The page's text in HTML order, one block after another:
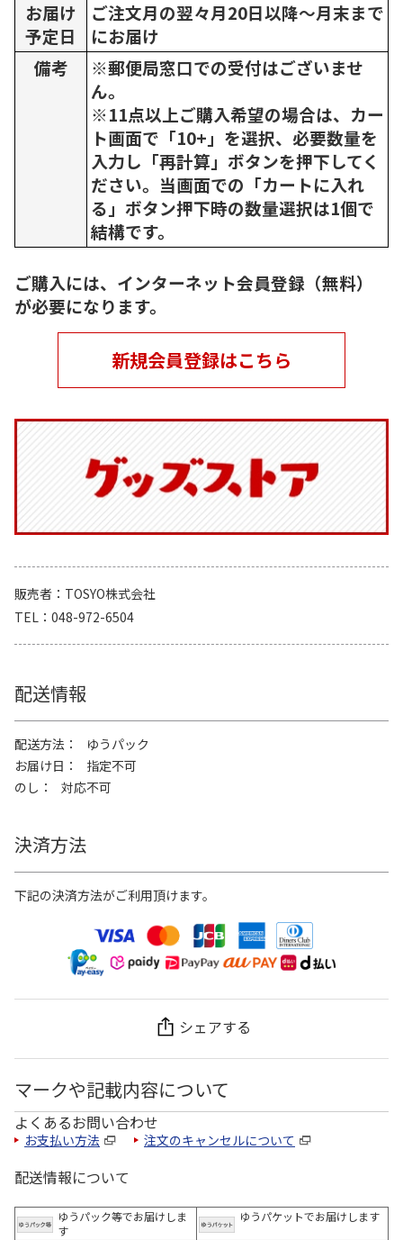
お届け
予定日
ご注文月の翌々月20日以降～月末まで
にお届け
備考
※郵便局窓口での受付はございませ
ん。
※11点以上ご購入希望の場合は、カー
ト画面で「10+」を選択、必要数量を
入力し「再計算」ボタンを押下してく
ださい。当画面での「カートに入れ
る」ボタン押下時の数量選択は1個で
結構です。
ご購入には、インターネット会員登録（無料）
が必要になります。
新規会員登録はこちら
販売者
TOSYO株式会社
TEL
048-972-6504
配送情報
配送方法
ゆうパック
お届け日
指定不可
のし
対応不可
決済方法
下記の決済方法がご利用頂けます。
シェアする
マークや記載内容について
よくあるお問い合わせ
お支払い方法 注文のキャンセルについて
配送情報について
ゆうパック等でお届けしま
す
ゆうパケットでお届けします